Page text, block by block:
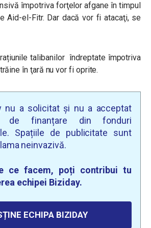
împotriva forţelor afgane în timpul
Aid-el-Fitr. Dar dacă vor fi atacaţi, se
talibanilorîndreptate împotriva
în ţară nu vor fi oprite.
nu a solicitat și nu a acceptat
de finanțare din fonduri
Spațiile de publicitate sunt
neinvazivă.
ce facem, poți contribui tu
echipei Biziday.
ECHIPA BIZIDAY